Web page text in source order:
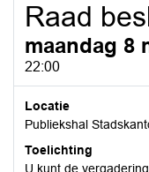
Raad
maandag 8
22:00
Locatie
Publiekshal
Toelichting
U kunt de